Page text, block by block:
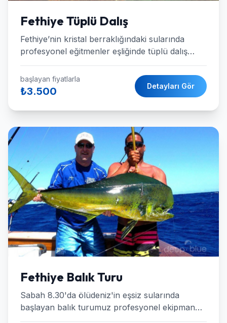
Fethiye Tüplü Dalış
Fethiye’nin kristal berraklığındaki sularında
profesyonel eğitmenler eşliğinde tüplü dalış
deneyimi! Transfer, ekipman ve öğle yemeği
dahil unutulmaz bir gün sizi bekliyor.
başlayan fiyatlarla
₺3.500 Detayları Gör
Fethiye Balık Turu
Sabah 8.30'da ölüdeniz'in eşsiz sularında
başlayan balık turumuz profesyonel ekipman
deneyimli kaptanımız eşliğinde sizlere farklı bir